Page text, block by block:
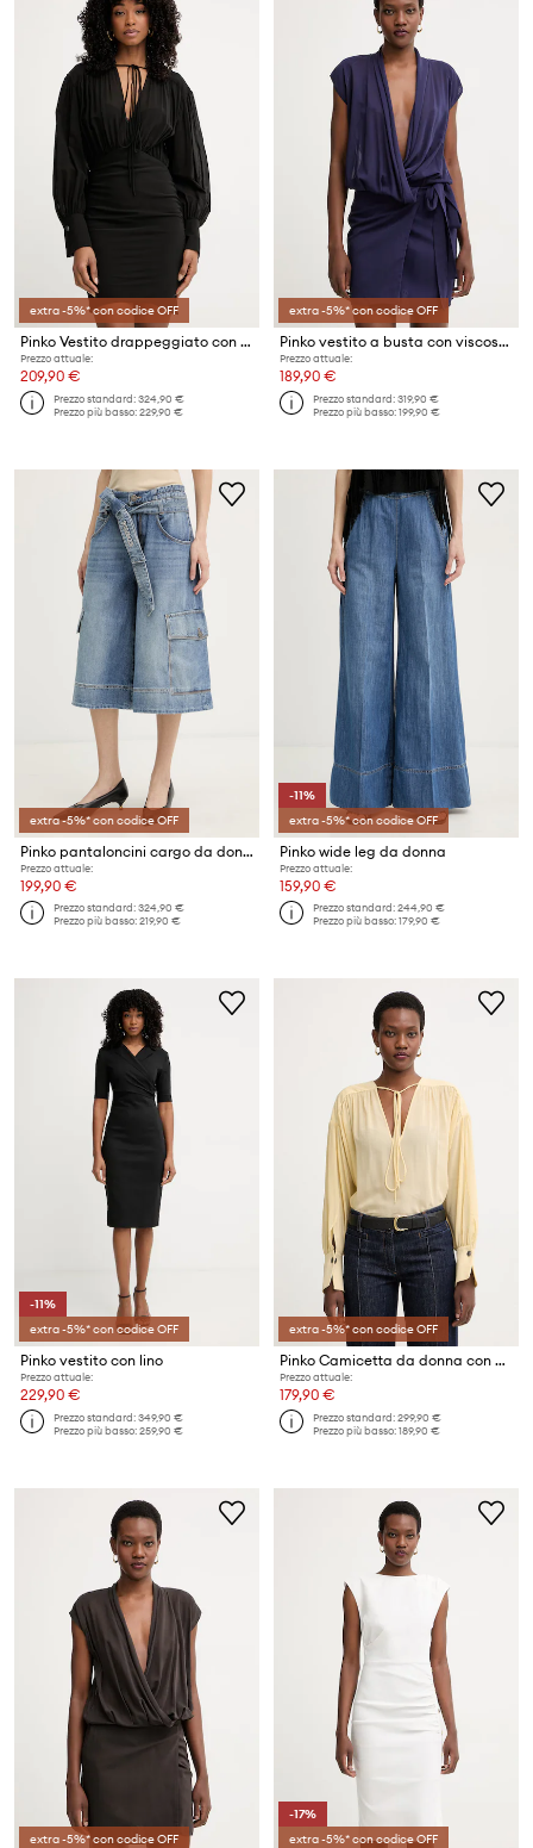
extra -5%* con codice OFF
Pinko Vestito drappeggiato con viscosa
Prezzo attuale:
209,90 €
Prezzo standard:324,90 €
Prezzo più basso:229,90 €
extra -5%* con codice OFF
Pinko vestito a busta con viscosa
Prezzo attuale:
189,90 €
Prezzo standard:319,90 €
Prezzo più basso:199,90 €
extra -5%* con codice OFF
Pinko pantaloncini cargo da donna in jeans
Prezzo attuale:
199,90 €
Prezzo standard:324,90 €
Prezzo più basso:219,90 €
-11%
extra -5%* con codice OFF
Pinko wide leg da donna
Prezzo attuale:
159,90 €
Prezzo standard:244,90 €
Prezzo più basso:179,90 €
-11%
extra -5%* con codice OFF
Pinko vestito con lino
Prezzo attuale:
229,90 €
Prezzo standard:349,90 €
Prezzo più basso:259,90 €
extra -5%* con codice OFF
Pinko Camicetta da donna con viscosa
Prezzo attuale:
179,90 €
Prezzo standard:299,90 €
Prezzo più basso:189,90 €
extra -5%* con codice OFF
-17%
extra -5%* con codice OFF